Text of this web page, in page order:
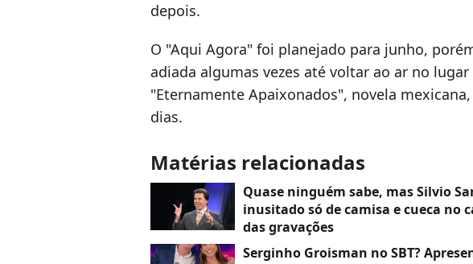
depois.
O "Aqui Agora" foi planejado para junho,
adiada algumas vezes até voltar ao ar no lugar
"Eternamente Apaixonados", novela
dias.
Matérias relacionadas
Quase ninguém sabe, mas Silvio
inusitado só de camisa e cueca no
das gravações
Serginho Groisman no SBT?